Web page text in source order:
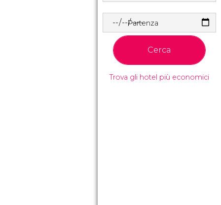
Partenza
Cerca
Trova gli hotel più economici